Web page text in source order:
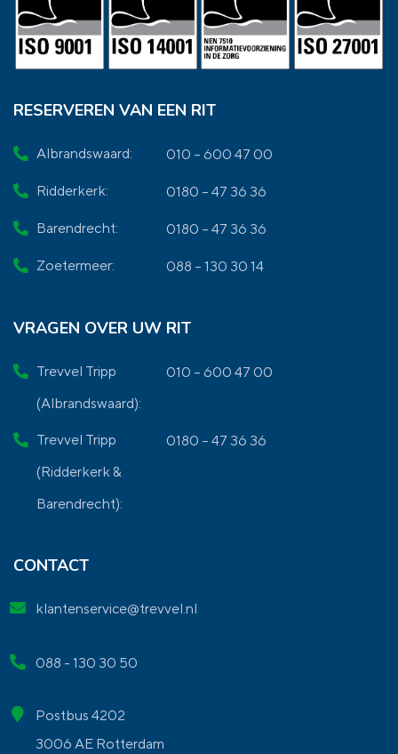
RESERVEREN VAN EEN RIT
Albrandswaard: 010 – 600 47 00
Ridderkerk: 0180 – 47 36 36
Barendrecht: 0180 – 47 36 36
Zoetermeer: 088 – 130 30 14
VRAGEN OVER UW RIT
Trevvel Tripp
(Albrandswaard):
010 – 600 47 00
Trevvel Tripp
(Ridderkerk &
Barendrecht):
0180 – 47 36 36
CONTACT
klantenservice@trevvel.nl
088 - 130 30 50
Postbus 4202
3006 AE Rotterdam